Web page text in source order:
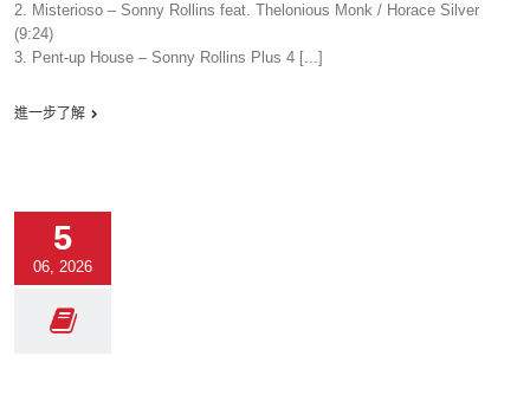
2. Misterioso – Sonny Rollins feat. Thelonious Monk / Horace Silver
(9:24)
3. Pent-up House – Sonny Rollins Plus 4 [...]
進一步了解
5
06, 2026